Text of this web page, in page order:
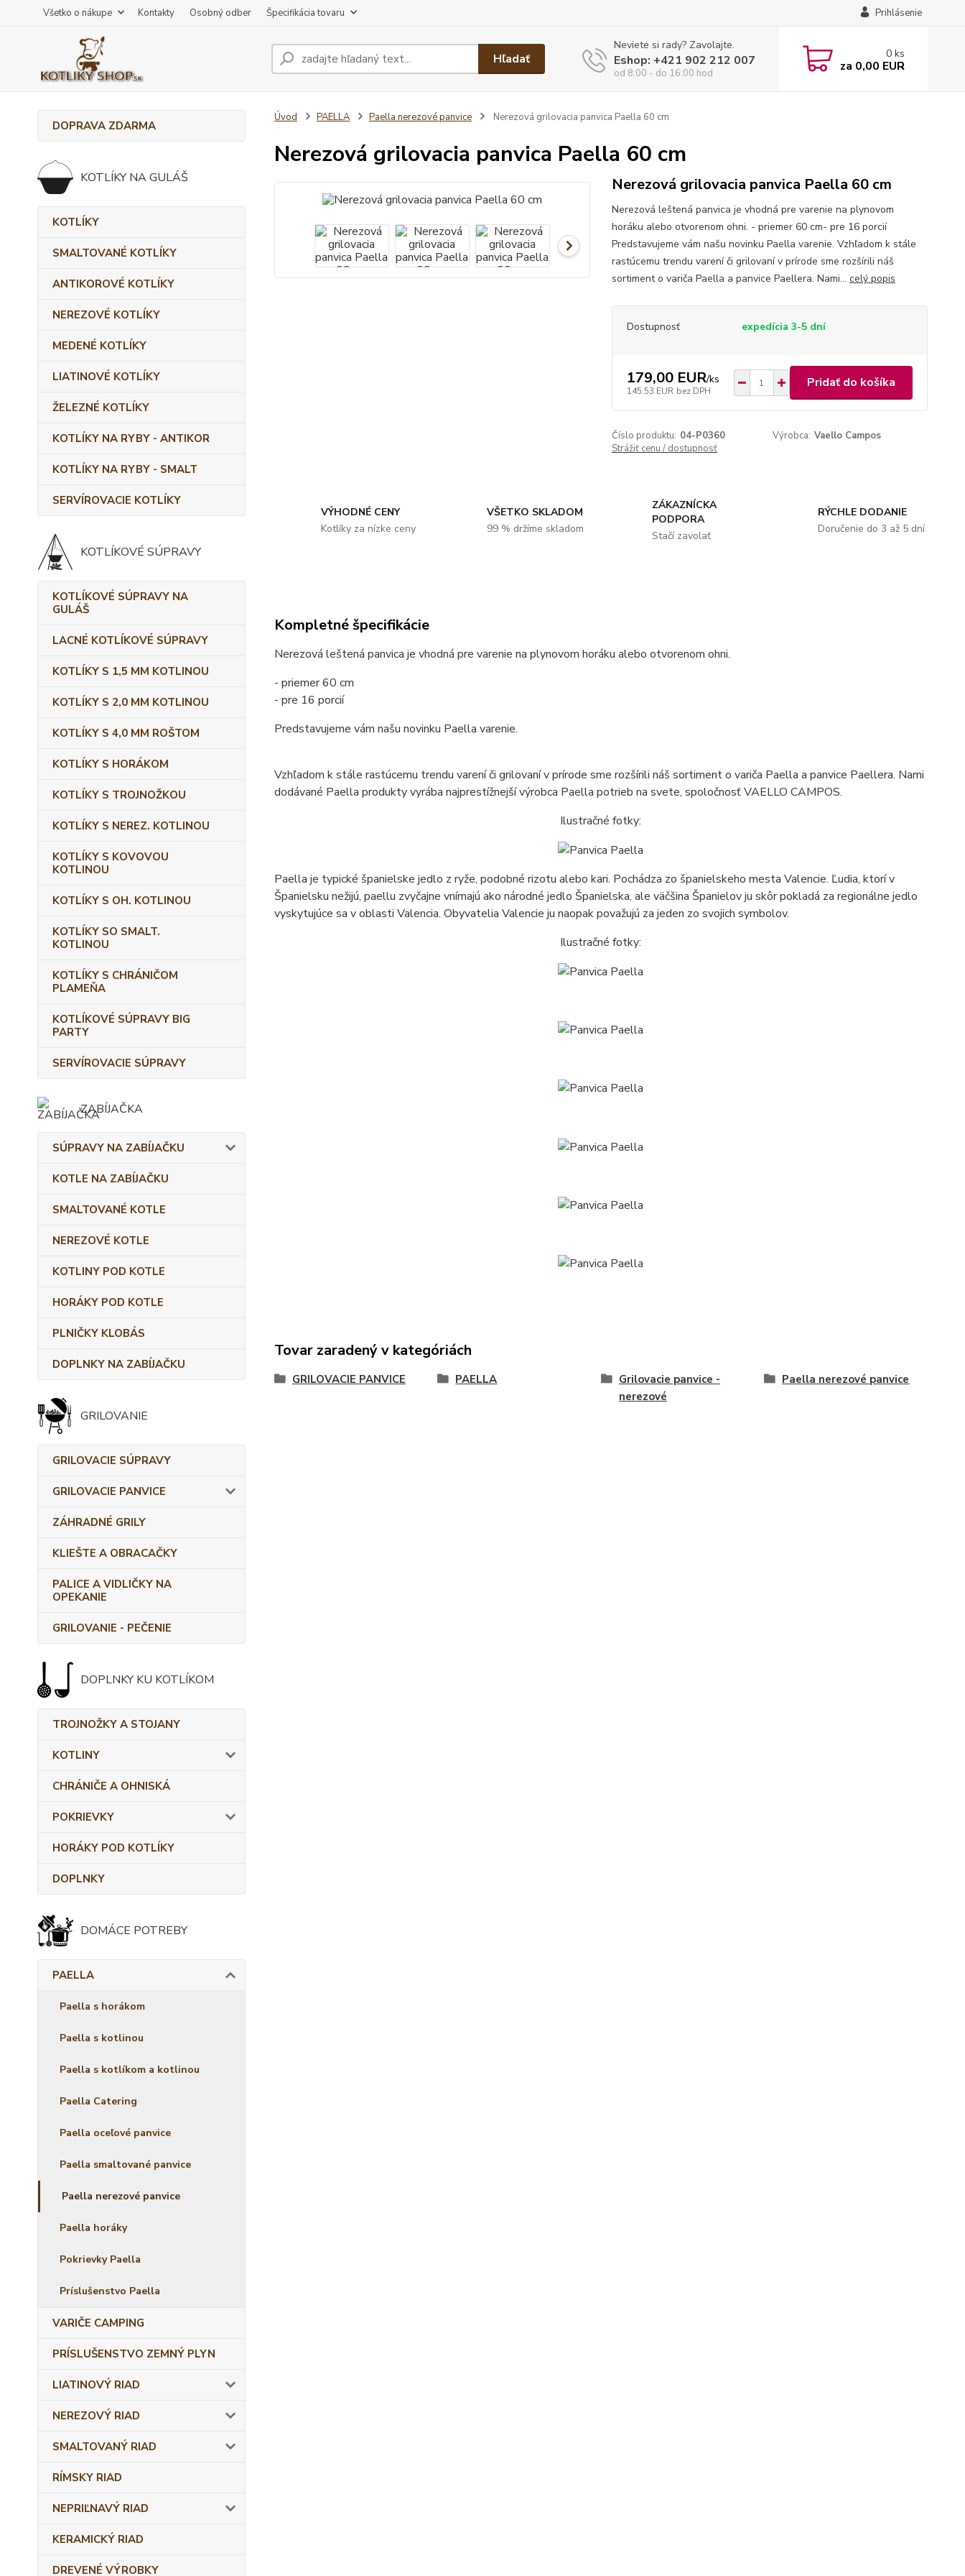
Všetko o nákupe Kontakty Osobný odber Špecifikácia tovaru Prihlásenie
Hľadať
Neviete si rady? Zavolajte.
Eshop: +421 902 212 007
od 8:00 - do 16:00 hod
0 ks
za 0,00 EUR
DOPRAVA ZDARMA
KOTLÍKY NA GULÁŠ
KOTLÍKY
SMALTOVANÉ KOTLÍKY
ANTIKOROVÉ KOTLÍKY
NEREZOVÉ KOTLÍKY
MEDENÉ KOTLÍKY
LIATINOVÉ KOTLÍKY
ŽELEZNÉ KOTLÍKY
KOTLÍKY NA RYBY - ANTIKOR
KOTLÍKY NA RYBY - SMALT
SERVÍROVACIE KOTLÍKY
KOTLÍKOVÉ SÚPRAVY
KOTLÍKOVÉ SÚPRAVY NA
GULÁŠ
LACNÉ KOTLÍKOVÉ SÚPRAVY
KOTLÍKY S 1,5 MM KOTLINOU
KOTLÍKY S 2,0 MM KOTLINOU
KOTLÍKY S 4,0 MM ROŠTOM
KOTLÍKY S HORÁKOM
KOTLÍKY S TROJNOŽKOU
KOTLÍKY S NEREZ. KOTLINOU
KOTLÍKY S KOVOVOU
KOTLINOU
KOTLÍKY S OH. KOTLINOU
KOTLÍKY SO SMALT.
KOTLINOU
KOTLÍKY S CHRÁNIČOM
PLAMEŇA
KOTLÍKOVÉ SÚPRAVY BIG
PARTY
SERVÍROVACIE SÚPRAVY
ZABÍJAČKA
SÚPRAVY NA ZABÍJAČKU
KOTLE NA ZABÍJAČKU
SMALTOVANÉ KOTLE
NEREZOVÉ KOTLE
KOTLINY POD KOTLE
HORÁKY POD KOTLE
PLNIČKY KLOBÁS
DOPLNKY NA ZABÍJAČKU
GRILOVANIE
GRILOVACIE SÚPRAVY
GRILOVACIE PANVICE
ZÁHRADNÉ GRILY
KLIEŠTE A OBRACAČKY
PALICE A VIDLIČKY NA
OPEKANIE
GRILOVANIE - PEČENIE
DOPLNKY KU KOTLÍKOM
TROJNOŽKY A STOJANY
KOTLINY
CHRÁNIČE A OHNISKÁ
POKRIEVKY
HORÁKY POD KOTLÍKY
DOPLNKY
DOMÁCE POTREBY
PAELLA
Paella s horákom
Paella s kotlinou
Paella s kotlíkom a kotlinou
Paella Catering
Paella oceľové panvice
Paella smaltované panvice
Paella nerezové panvice
Paella horáky
Pokrievky Paella
Príslušenstvo Paella
VARIČE CAMPING
PRÍSLUŠENSTVO ZEMNÝ PLYN
LIATINOVÝ RIAD
NEREZOVÝ RIAD
SMALTOVANÝ RIAD
RÍMSKY RIAD
NEPRIĽNAVÝ RIAD
KERAMICKÝ RIAD
DREVENÉ VÝROBKY
Úvod PAELLA Paella nerezové panvice Nerezová grilovacia panvica Paella 60 cm
Nerezová grilovacia panvica Paella 60 cm
Nerezová grilovacia panvica Paella 60 cm
Nerezová leštená panvica je vhodná pre varenie na plynovom
horáku alebo otvorenom ohni. - priemer 60 cm- pre 16 porcií
Predstavujeme vám našu novinku Paella varenie. Vzhľadom k stále
rastúcemu trendu varení či grilovaní v prírode sme rozšírili náš
sortiment o variča Paella a panvice Paellera. Nami... celý popis
Dostupnosť expedícia 3-5 dní
179,00 EUR/ks
145,53 EUR bez DPH
Pridať do košíka
Číslo produktu: 04-P0360 Výrobca: Vaello Campos
Strážiť cenu / dostupnosť
VÝHODNÉ CENY
Kotlíky za nízke ceny
VŠETKO SKLADOM
99 % držíme skladom
ZÁKAZNÍCKA
PODPORA
Stačí zavolať
RÝCHLE DODANIE
Doručenie do 3 až 5 dní
Kompletné špecifikácie
Nerezová leštená panvica je vhodná pre varenie na plynovom horáku alebo otvorenom ohni.
- priemer 60 cm
- pre 16 porcií
Predstavujeme vám našu novinku Paella varenie.
Vzhľadom k stále rastúcemu trendu varení či grilovaní v prírode sme rozšírili náš sortiment o variča Paella a panvice Paellera. Nami
dodávané Paella produkty vyrába najprestížnejší výrobca Paella potrieb na svete, spoločnosť VAELLO CAMPOS.
Ilustračné fotky:
Paella je typické španielske jedlo z ryže, podobné rizotu alebo kari. Pochádza zo španielskeho mesta Valencie. Ľudia, ktorí v
Španielsku nežijú, paellu zvyčajne vnímajú ako národné jedlo Španielska, ale väčšina Španielov ju skôr pokladá za regionálne jedlo
vyskytujúce sa v oblasti Valencia. Obyvatelia Valencie ju naopak považujú za jeden zo svojich symbolov.
Ilustračné fotky:
Tovar zaradený v kategóriách
GRILOVACIE PANVICE PAELLA
Grilovacie panvice -
nerezové
Paella nerezové panvice